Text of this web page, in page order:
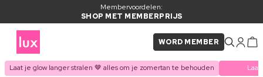
Membervoordelen:
SHOP MET MEMBERPRIJS
WORD MEMBER
Laat je glow langer stralen 🤎 alles om je zomertan te behouden